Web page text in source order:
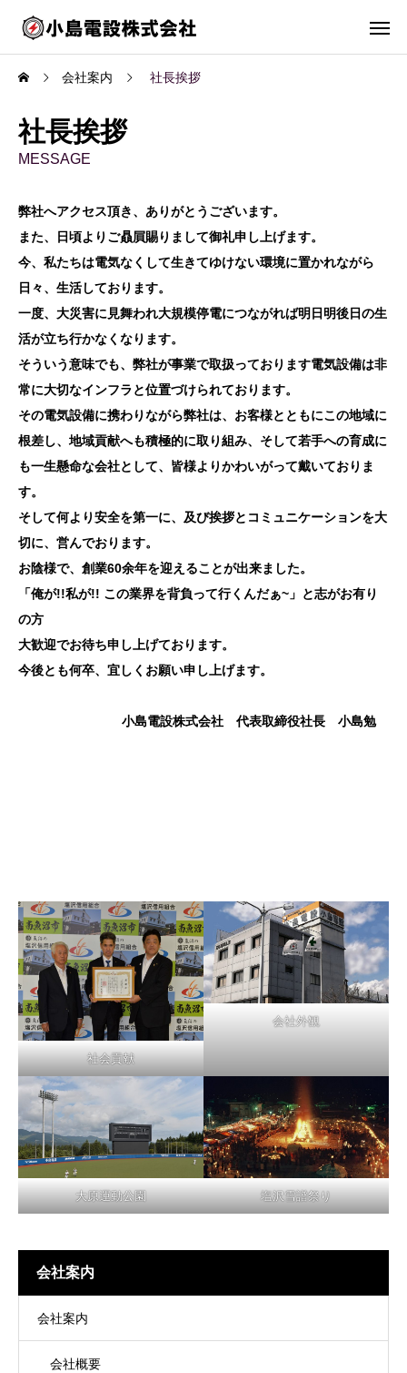
会社案内 社長挨拶
社長挨拶
MESSAGE
弊社へアクセス頂き、ありがとうございます。
また、日頃よりご贔屓賜りまして御礼申し上げます。
今、私たちは電気なくして生きてゆけない環境に置かれながら
日々、生活しております。
一度、大災害に見舞われ大規模停電につながれば明日明後日の生
活が立ち行かなくなります。
そういう意味でも、弊社が事業で取扱っております電気設備は非
常に大切なインフラと位置づけられております。
その電気設備に携わりながら弊社は、お客様とともにこの地域に
根差し、地域貢献へも積極的に取り組み、そして若手への育成に
も一生懸命な会社として、皆様よりかわいがって戴いておりま
す。
そして何より安全を第一に、及び挨拶とコミュニケーションを大
切に、営んでおります。
お陰様で、創業60余年を迎えることが出来ました。
「俺が!!私が!! この業界を背負って行くんだぁ~」と志がお有り
の方
大歓迎でお待ち申し上げております。
今後とも何卒、宜しくお願い申し上げます。
小島電設株式会社 代表取締役社長 小島勉
社会貢献
会社外観
大原運動公園 塩沢雪譜祭り
会社案内
会社案内
会社概要